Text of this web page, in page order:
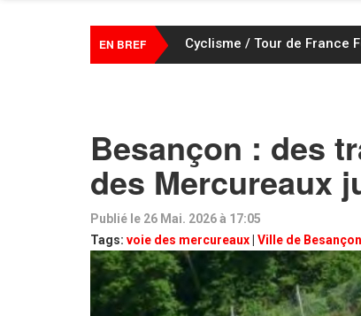
EN BREF Cyclisme / Tour de France
Besançon : des
des Mercureaux
Publié le 26 Mai. 2026 à 17:05
Tags: voie des mercureaux Ville de Besançon